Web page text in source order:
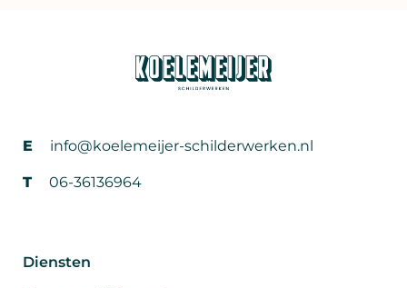
E info@koelemeijer-schilderwerken.nl
T 06-36136964
Diensten